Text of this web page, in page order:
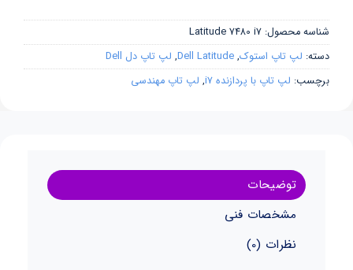
شناسه محصول: Latitude 7480 i7
دسته: لپ تاپ استوک,
Dell Latitude
, لپ تاپ دل Dell
برچسب: لپ تاپ با پردازنده i7 , لپ تاپ مهندسی
توضیحات
مشخصات فنی
نظرات (0)